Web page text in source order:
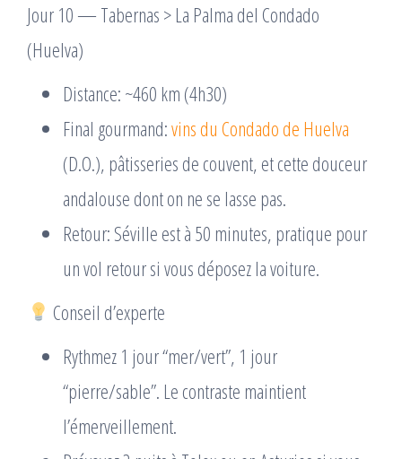
Jour 10 — Tabernas > La Palma del Condado
(Huelva)
Distance: ~460 km (4h30)
Final gourmand:vins du Condado de Huelva
(D.O.), pâtisseries de couvent, et cette douceur
andalouse dont on ne se lasse pas.
Retour: Séville est à 50 minutes, pratique pour
un vol retour si vous déposez la voiture.
Conseil d’experte
Rythmez 1 jour “mer/vert”, 1 jour
“pierre/sable”. Le contraste maintient
l’émerveillement.